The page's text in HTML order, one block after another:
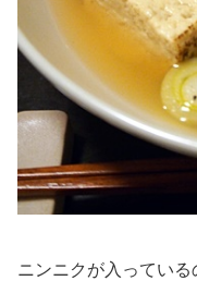
ニンニクが入っている